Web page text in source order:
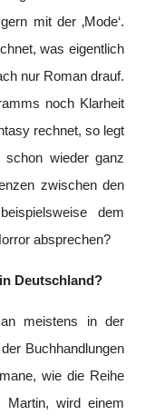
mit der ‚Mode‘.
was eigentlich
nur Roman drauf.
noch Klarheit
rechnet, so legt
schon wieder ganz
zwischen den
dem
absprechen?
Deutschland?
meistens in der
Buchhandlungen
wie die Reihe
Martin, wird einem